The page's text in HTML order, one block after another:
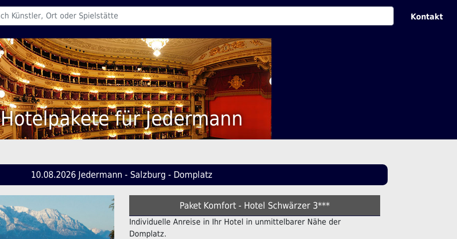
Kontakt
Hotelpakete für Jedermann
10.08.2026 Jedermann - Salzburg - Domplatz
Paket Komfort - Hotel Schwärzer 3***
Individuelle Anreise in Ihr Hotel in unmittelbarer Nähe der
Domplatz.